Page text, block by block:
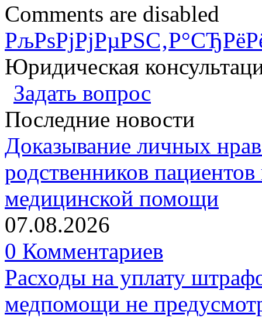
Comments are disabled
Юридическая
Задать вопрос
Последние новости
Доказывание личных
родственников
медицинской помощи
07.08.2026
0 Комментариев
Расходы на уплату
медпомощи не